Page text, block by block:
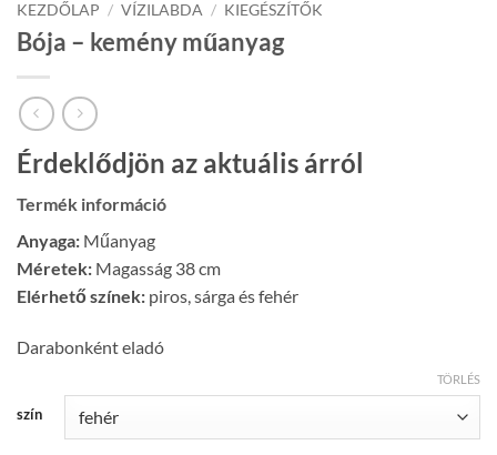
KEZDŐLAP / VÍZILABDA / KIEGÉSZÍTŐK
Bója – kemény műanyag
Érdeklődjön az aktuális árról
Termék információ
Anyaga: Műanyag
Méretek: Magasság 38 cm
Elérhető színek: piros, sárga és fehér
Darabonként eladó
szín
TÖRLÉS